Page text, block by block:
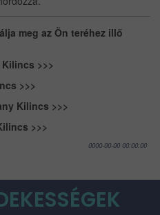
meg az Ön teréhez illő
Kilincs >>>
>>>
Kilincs >>>
>>>
0000-00-00 00:00:00